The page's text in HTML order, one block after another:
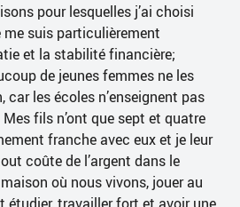
pour lesquelles j’ai choisi
suis particulièrement
et la stabilité financière;
de jeunes femmes ne les
les écoles n’enseignent pas
fils n’ont que sept et quatre
franche avec eux et je leur
coûte de l’argent dans le
où nous vivons, jouer au